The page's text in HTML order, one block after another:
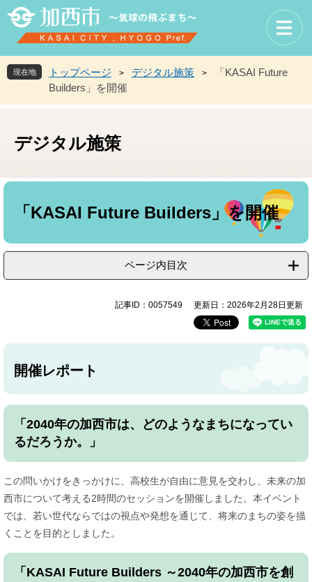
先
頭
を
飛
現在地 トップページ > デジタル施策 >
「KASAI Future
Builders」を開催
デジタル施策
本
「KASAI Future Builders」を開催
ページ内目次
記事ID：0057549 更新日：2026年2月28日更新
開催レポート
「2040年の加西市は、どのようなまちになってい
るだろうか。」
この問いかけをきっかけに、高校生が自由に意見を交わし、未来の加
西市について考える2時間のセッションを開催しました。本イベント
では、若い世代ならではの視点や発想を通じて、将来のまちの姿を描
くことを目的としました。
「KASAI Future Builders ～2040年の加西市を創